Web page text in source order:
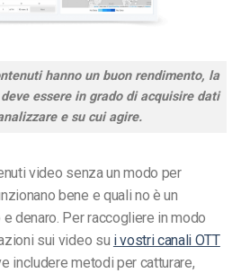
hanno un buon rendimento, la
essere in grado di acquisire dati
e su cui agire.
video senza un modo per
bene e quali no è un
denaro. Per raccogliere in modo
sui video su i vostri canali OTT
includere metodi per catturare,